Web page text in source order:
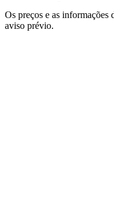
Os preços e as informações
aviso prévio.